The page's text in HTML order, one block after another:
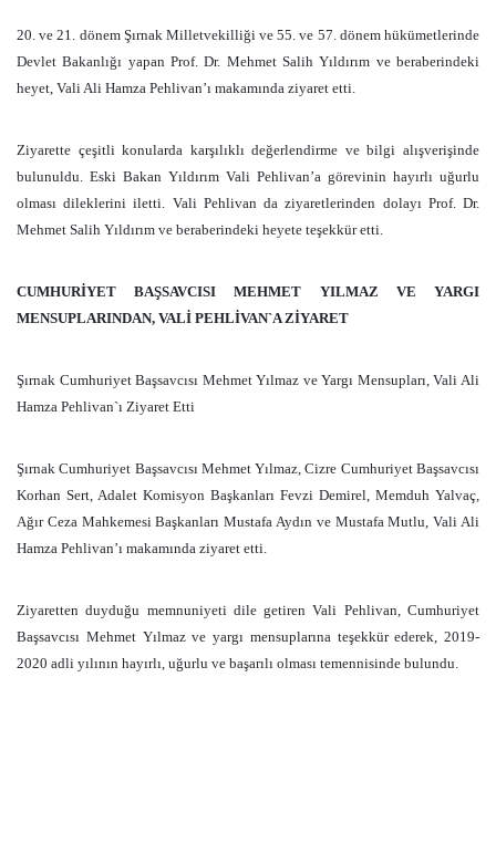
20. ve 21. dönem Şırnak Milletvekilliği ve 55. ve 57. dönem hükümetlerinde
Devlet Bakanlığı yapan Prof. Dr. Mehmet Salih Yıldırım ve beraberindeki
heyet, Vali Ali Hamza Pehlivan’ı makamında ziyaret etti.
Ziyarette çeşitli konularda karşılıklı değerlendirme ve bilgi alışverişinde
bulunuldu. Eski Bakan Yıldırım Vali Pehlivan’a görevinin hayırlı uğurlu
olması dileklerini iletti. Vali Pehlivan da ziyaretlerinden dolayı Prof. Dr.
Mehmet Salih Yıldırım ve beraberindeki heyete teşekkür etti.
CUMHURİYET BAŞSAVCISI MEHMET YILMAZ VE YARGI
MENSUPLARINDAN, VALİ PEHLİVAN`A ZİYARET
Şırnak Cumhuriyet Başsavcısı Mehmet Yılmaz ve Yargı Mensupları, Vali Ali
Hamza Pehlivan`ı Ziyaret Etti
Şırnak Cumhuriyet Başsavcısı Mehmet Yılmaz, Cizre Cumhuriyet Başsavcısı
Korhan Sert, Adalet Komisyon Başkanları Fevzi Demirel, Memduh Yalvaç,
Ağır Ceza Mahkemesi Başkanları Mustafa Aydın ve Mustafa Mutlu, Vali Ali
Hamza Pehlivan’ı makamında ziyaret etti.
Ziyaretten duyduğu memnuniyeti dile getiren Vali Pehlivan, Cumhuriyet
Başsavcısı Mehmet Yılmaz ve yargı mensuplarına teşekkür ederek, 2019-
2020 adli yılının hayırlı, uğurlu ve başarılı olması temennisinde bulundu.